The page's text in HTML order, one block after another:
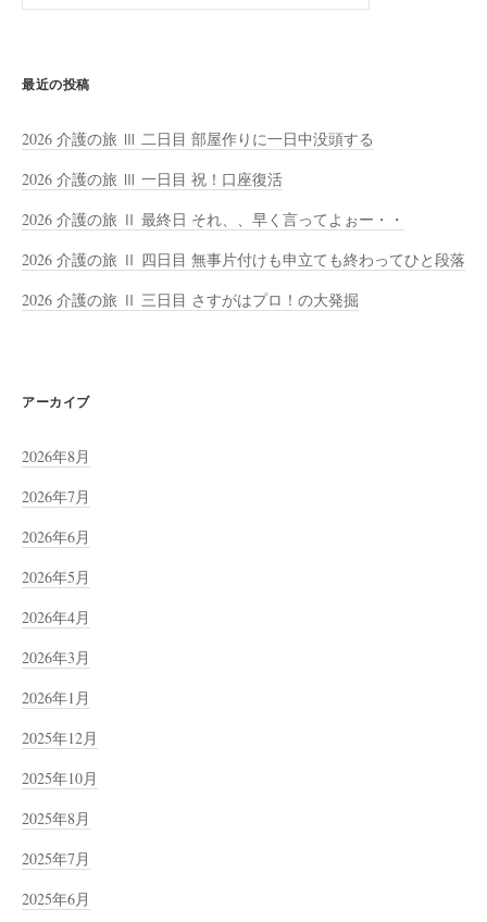
索:
最近の投稿
2026 介護の旅 Ⅲ 二日目 部屋作りに一日中没頭する
2026 介護の旅 Ⅲ 一日目 祝！口座復活
2026 介護の旅 Ⅱ 最終日 それ、、早く言ってよぉー・・
2026 介護の旅 Ⅱ 四日目 無事片付けも申立ても終わってひと段落
2026 介護の旅 Ⅱ 三日目 さすがはプロ！の大発掘
アーカイブ
2026年8月
2026年7月
2026年6月
2026年5月
2026年4月
2026年3月
2026年1月
2025年12月
2025年10月
2025年8月
2025年7月
2025年6月